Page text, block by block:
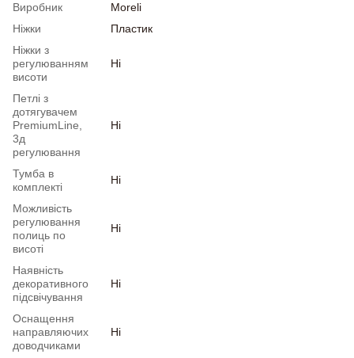
Виробник
Moreli
Ніжки
Пластик
Ніжки з
регулюванням
висоти
Ні
Петлі з
дотягувачем
PremiumLine,
3д
регулювання
Ні
Тумба в
комплекті
Ні
Можливість
регулювання
полиць по
висоті
Ні
Наявність
декоративного
підсвічування
Ні
Оснащення
направляючих
доводчиками
Ні